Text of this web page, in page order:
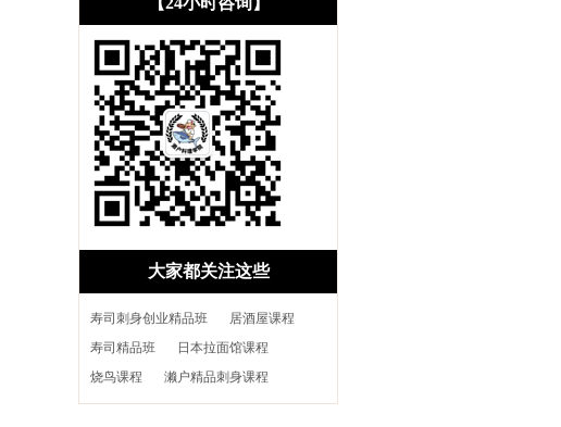
大家都关注这些
寿司刺身创业精品班
居酒屋课程
寿司精品班
日本拉面馆课程
烧鸟课程
濑户精品刺身课程